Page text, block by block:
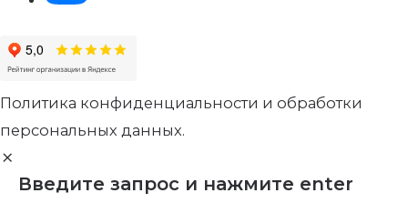
Политика конфиденциальности и обработки
персональных данных.
Введите запрос и нажмите enter